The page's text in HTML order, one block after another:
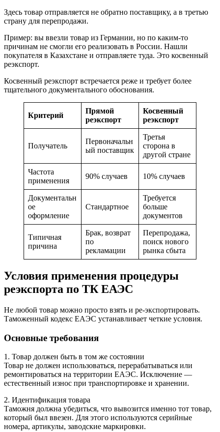
Здесь товар отправляется не обратно поставщику, а в третью
страну для перепродажи.
Пример: вы ввезли товар из Германии, но по каким-то
причинам не смогли его реализовать в России. Нашли
покупателя в Казахстане и отправляете туда. Это косвенный
реэкспорт.
Косвенный реэкспорт встречается реже и требует более
тщательного документального обоснования.
Критерий
Прямой
реэкспорт
Косвенный
реэкспорт
Получатель
Первоначальн
ый поставщик
Третья
сторона в
другой стране
Частота
применения
90% случаев 10% случаев
Документальн
ое
оформление
Стандартное
Требуется
больше
документов
Типичная
причина
Брак, возврат
по
рекламации
Перепродажа,
поиск нового
рынка сбыта
Условия применения процедуры
реэкспорта по ТК ЕАЭС
Не любой товар можно просто взять и ре-экспортировать.
Таможенный кодекс ЕАЭС устанавливает четкие условия.
Основные требования
1. Товар должен быть в том же состоянии
Товар не должен использоваться, перерабатываться или
ремонтироваться на территории ЕАЭС. Исключение —
естественный износ при транспортировке и хранении.
2. Идентификация товара
Таможня должна убедиться, что вывозится именно тот товар,
который был ввезен. Для этого используются серийные
номера, артикулы, заводские маркировки.